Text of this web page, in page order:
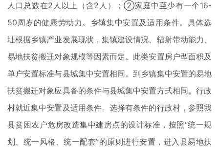
人口总数在2人以上（含2人）；②家庭中至少有一个16-
50周岁的健康劳动力。乡镇集中安置及适用条件。具体选
址根据乡镇产业发展现状，集镇建设情况、辐射带动能力、
易地扶贫搬迁对象规模等因素而定。此类安置房户型面积及
单户安置标准与县城集中安置相同。到乡镇集中安置的易地
扶贫搬迁对象应具备的条件与县城集中安置方式相同。行政
村就近集中安置及适用条件。选择有条件的行政村，参照我
县贫困农户危房改造集中建房点的设计标准，按照“统一规
划、统一风格、统一配套”的原则进行安置，进入县易地扶